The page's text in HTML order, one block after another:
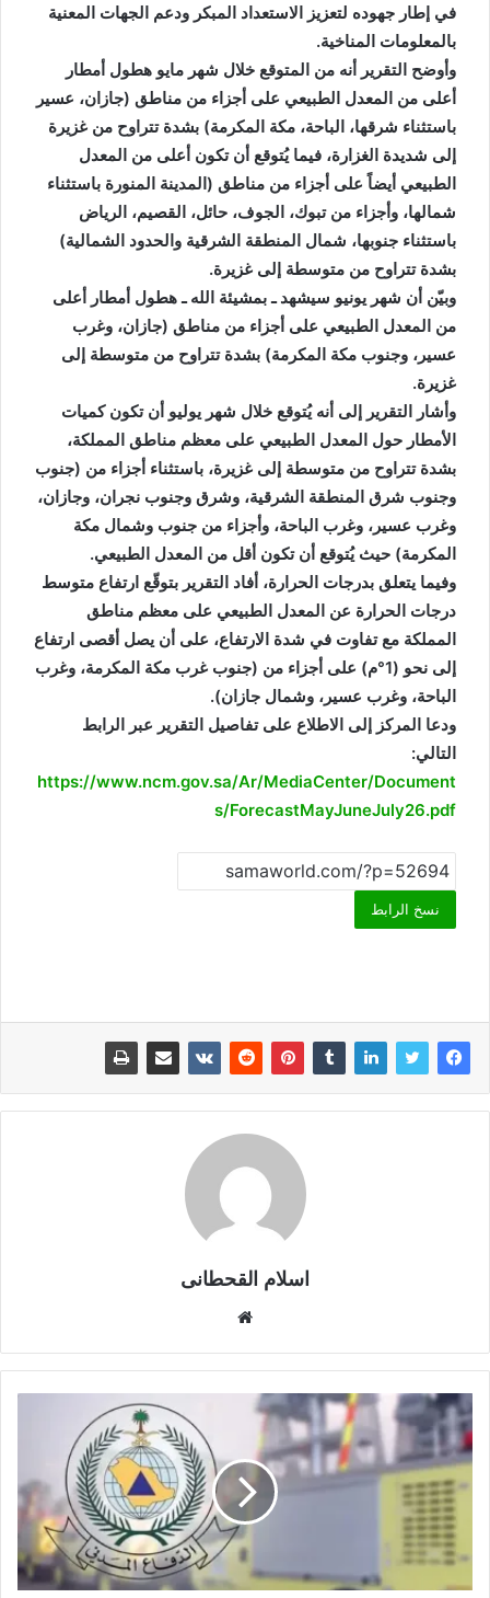
في إطار جهوده لتعزيز الاستعداد المبكر ودعم الجهات المعنية
بالمعلومات المناخية.
وأوضح التقرير أنه من المتوقع خلال شهر مايو هطول أمطار
أعلى من المعدل الطبيعي على أجزاء من مناطق (جازان، عسير
باستثناء شرقها، الباحة، مكة المكرمة) بشدة تتراوح من غزيرة
إلى شديدة الغزارة، فيما يُتوقع أن تكون أعلى من المعدل
الطبيعي أيضاً على أجزاء من مناطق (المدينة المنورة باستثناء
شمالها، وأجزاء من تبوك، الجوف، حائل، القصيم، الرياض
باستثناء جنوبها، شمال المنطقة الشرقية والحدود الشمالية)
بشدة تتراوح من متوسطة إلى غزيرة.
وبيّن أن شهر يونيو سيشهد ـ بمشيئة الله ـ هطول أمطار أعلى
من المعدل الطبيعي على أجزاء من مناطق (جازان، وغرب
عسير، وجنوب مكة المكرمة) بشدة تتراوح من متوسطة إلى
غزيرة.
وأشار التقرير إلى أنه يُتوقع خلال شهر يوليو أن تكون كميات
الأمطار حول المعدل الطبيعي على معظم مناطق المملكة،
بشدة تتراوح من متوسطة إلى غزيرة، باستثناء أجزاء من (جنوب
وجنوب شرق المنطقة الشرقية، وشرق وجنوب نجران، وجازان،
وغرب عسير، وغرب الباحة، وأجزاء من جنوب وشمال مكة
المكرمة) حيث يُتوقع أن تكون أقل من المعدل الطبيعي.
وفيما يتعلق بدرجات الحرارة، أفاد التقرير بتوقّع ارتفاع متوسط
درجات الحرارة عن المعدل الطبيعي على معظم مناطق
المملكة مع تفاوت في شدة الارتفاع، على أن يصل أقصى ارتفاع
إلى نحو (1°م) على أجزاء من (جنوب غرب مكة المكرمة، وغرب
الباحة، وغرب عسير، وشمال جازان).
ودعا المركز إلى الاطلاع على تفاصيل التقرير عبر الرابط
التالي:
https://www.ncm.gov.sa/Ar/MediaCenter/Document
s/ForecastMayJuneJuly26.pdf
نسخ الرابط
اسلام القحطانى
ق
ع
و
ي
ب